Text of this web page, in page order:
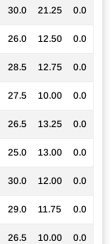
30.0 21.25 0.0
26.0 12.50 0.0
28.5 12.75 0.0
27.5 10.00 0.0
26.5 13.25 0.0
25.0 13.00 0.0
30.0 12.00 0.0
29.0 11.75 0.0
26.5 10.00 0.0